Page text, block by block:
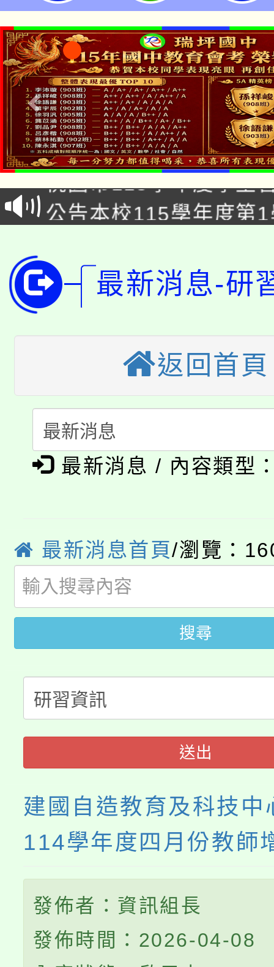
公告本校115學年度第
代理(課)教師甄選結果(
「2026金融保險知識
車」活動
桃園市115學年度學生
生本土語及新住民語歌
公告本校115學年度第
代理(課)教師甄選結果(
轉知中國文化大學推廣
《TA101》溝通分析基
程，歡迎學生輔導中心
心理、諮商輔導、社會
系所師生報名參加。
轉知苗栗縣政府辦理
縣市「校園短影音徵選
門員」簡章及活動海報
踴躍報名參加。
「桃園市補助參觀特色
展演活動實施計畫」
115年度「教育部表揚
義教育推展貢獻獎」
公告本校115學年度第
代理(課)教師甄選結果(
「2026金融保險知識
桃園市115學年度學生
代理(課)教師甄選結果(
公告本校115學年度第
代理(課)教師甄選結果(
轉知中國文化大學推廣
《TA101》溝通分析基
程，歡迎學生輔導中心
心理、諮商輔導、社會
系所師生報名參加。
轉知苗栗縣政府辦理
縣市「校園短影音徵
門員」簡章及活動海報
踴躍報名參加。
桃園市115學年度學生
展演活動實施計畫」
115年度「教育部表揚
義教育推展貢獻獎」
最新消息-研
返回首頁
最新消息 / 內容類型
最新消息首頁/瀏覽：
搜尋
送出
建國自造教育及科技中
114學年度四月份教師
發佈者：資訊組長
發佈時間：2026-04-08